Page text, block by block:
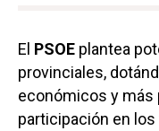
El PSOE plantea
provinciales,
económicos y más
participación en